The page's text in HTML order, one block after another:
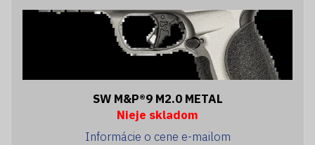
SW M&P®9 M2.0 METAL
Nieje skladom
Informácie o cene e-mailom